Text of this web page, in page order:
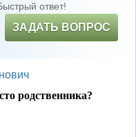
ответ!
ЗАДАТЬ ВОПРОС
родственника?